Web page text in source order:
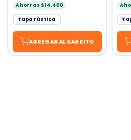
Ahorras $14.400
Tapa rústica
AGREGAR AL CARRITO